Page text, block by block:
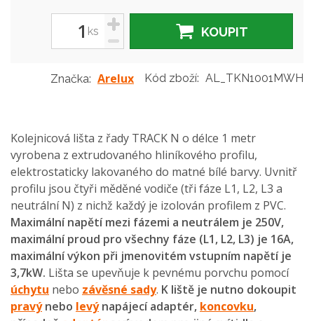
ks
+
-
KOUPIT
Značka: Arelux Kód zboží: AL_TKN1001MWH
Kolejnicová lišta z řady TRACK N o délce 1 metr
vyrobena z extrudovaného hliníkového profilu,
elektrostaticky lakovaného do matné bílé barvy. Uvnitř
profilu jsou čtyři měděné vodiče (tři fáze L1, L2, L3 a
neutrální N) z nichž každý je izolován profilem z PVC.
Maximální napětí mezi fázemi a neutrálem je 250V,
maximální proud pro všechny fáze (L1, L2, L3) je 16A,
maximální výkon při jmenovitém vstupním napětí je
3,7kW. Lišta se upevňuje k pevnému porvchu pomocí
úchytu nebo závěsné sady. K liště je nutno dokoupit
pravýnebo levýnapájecí adaptér, koncovku,